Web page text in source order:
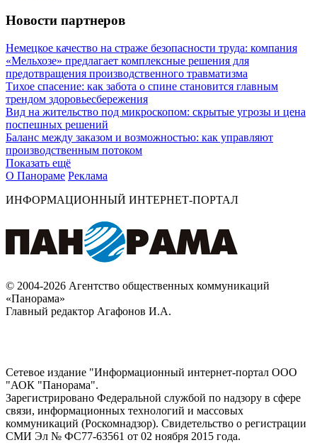
Новости партнеров
Немецкое качество на страже безопасности труда: компания
«Мельхозе» предлагает комплексные решения для
предотвращения производственного травматизма
Тихое спасение: как забота о спине становится главным
трендом здоровьесбережения
Вид на жительство под микроскопом: скрытые угрозы и цена
поспешных решений
Баланс между заказом и возможностью: как управляют
производственным потоком
Показать ещё
О Панораме Реклама
ИНФОРМАЦИОННЫЙ ИНТЕРНЕТ-ПОРТАЛ
© 2004-2026 Агентство общественных коммуникаций
«Панорама»
Главный редактор Агафонов И.А.
Сетевое издание "Информационный интернет-портал ООО
"АОК "Панорама".
Зарегистрировано Федеральной службой по надзору в сфере
связи, информационных технологий и массовых
коммуникаций (Роскомнадзор). Cвидетельство о регистрации
СМИ Эл № ФС77-63561 от 02 ноября 2015 года.